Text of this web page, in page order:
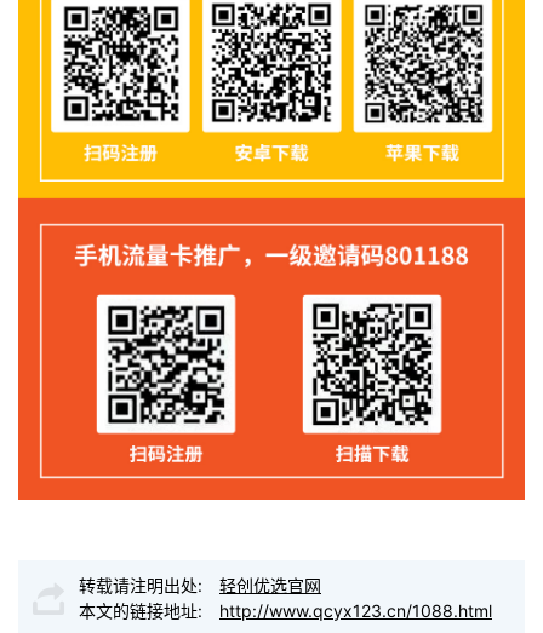
转载请注明出处:
轻创优选官网
本文的链接地址:
http://www.qcyx123.cn/1088.html